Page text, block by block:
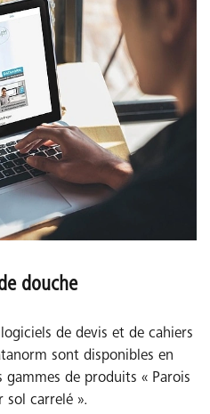
douche
de devis et de cahiers
sont disponibles en
de produits « Parois
sol carrelé ».